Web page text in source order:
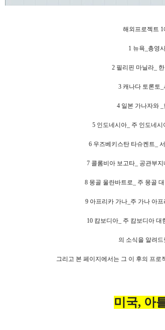
해외프로젝트 1
1 뉴욕_총영
2 필리핀 마닐라_
3 캐나다 토론토
4 일본 가나자와
5 인도네시아_ 주 인도네
6 우즈베키스탄 타슈켄트_
7 콜롬비아 보고타_ 공관부
8 몽골 울란바트로_ 주 몽골
9 아프리카 가나_주 가나 아
10 캄보디아_ 주 캄보디아
의 소식을 알려
그리고 본 페이지에서는 그 이 후의 프
미국, 아